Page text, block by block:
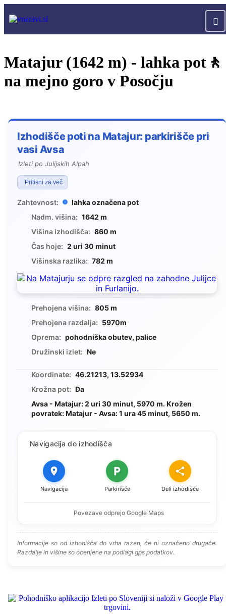
Matajur (1642 m) - lahka pot🚶
na mejno goro v Posočju
Izhodišče poti na Matajur: parkirišče pri
vasi Avsa
Izleti po Julijskih Alpah
Pritisni za več
Zahtevnost:
lahka označena pot
Nadm. višina: 1642 m
Višina izhodišča: 860 m
Čas hoje: 2 uri 30 minut
Višinska razlika: 782 m
Prehojena višina: 805 m
Prehojena razdalja: 5970m
Oprema: pohodniška obutev, palice
Družinski izlet: Ne
Koordinate: 46.21213, 13.52934
Krožna pot: Da
Avsa - Matajur: 2 uri 30 minut, 5970 m. Krožen
povratek: Matajur - Avsa: 1 ura 45 minut, 5650 m.
Navigacija do izhodišča
Navigacija Parkirišče Deli izhodišče
Povezave odprejo Google Maps
Informacije so od izhodišča do vrha razen, če ni označeno drugače.
Razdalje in višine so ocenjene na podlagi gps podatkov.